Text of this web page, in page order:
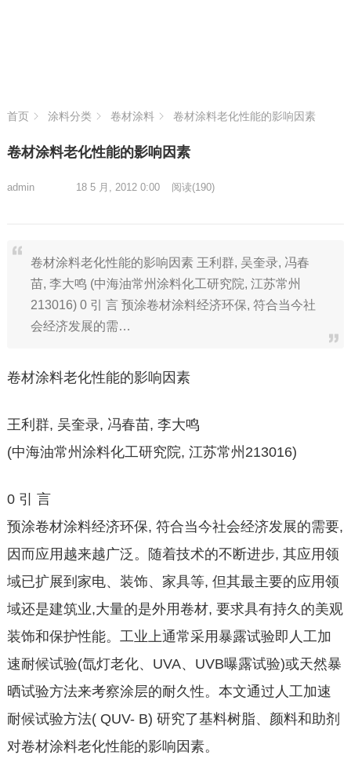
首页 涂料分类 卷材涂料 卷材涂料老化性能的影响因素
卷材涂料老化性能的影响因素
admin 18 5 月, 2012 0:00 阅读(190)
卷材涂料老化性能的影响因素 王利群, 吴奎录, 冯春
苗, 李大鸣 (中海油常州涂料化工研究院, 江苏常州
213016) 0 引 言 预涂卷材涂料经济环保, 符合当今社
会经济发展的需…
卷材涂料老化性能的影响因素
王利群, 吴奎录, 冯春苗, 李大鸣
(中海油常州涂料化工研究院, 江苏常州213016)
0 引 言
预涂卷材涂料经济环保, 符合当今社会经济发展的需要,
因而应用越来越广泛。随着技术的不断进步, 其应用领
域已扩展到家电、装饰、家具等, 但其最主要的应用领
域还是建筑业,大量的是外用卷材, 要求具有持久的美观
装饰和保护性能。工业上通常采用暴露试验即人工加
速耐候试验(氙灯老化、UVA、UVB曝露试验)或天然暴
晒试验方法来考察涂层的耐久性。本文通过人工加速
耐候试验方法( QUV- B) 研究了基料树脂、颜料和助剂
对卷材涂料老化性能的影响因素。